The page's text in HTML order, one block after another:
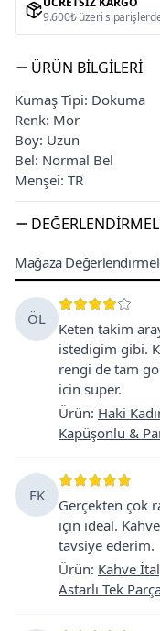
9.600₺ üzeri
ÜRÜN BILGILERI
Kumaş Tipi: Dokuma
Renk: Mor
Boy: Uzun
Bel: Normal Bel
Menşei: TR
Mağaza
ÖL
Keten takim
istedigim gibi.
rengi de tam
icin super.
Ürün: Haki
Kapüşonlu &
FK
Gerçekten çok
için ideal.
tavsiye ederim.
Ürün: Kahve
Astarlı Tek